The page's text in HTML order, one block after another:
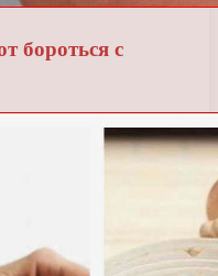
бороться с